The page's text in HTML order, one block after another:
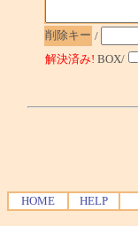
削除キー /
解決済み! BOX/
HOME HELP